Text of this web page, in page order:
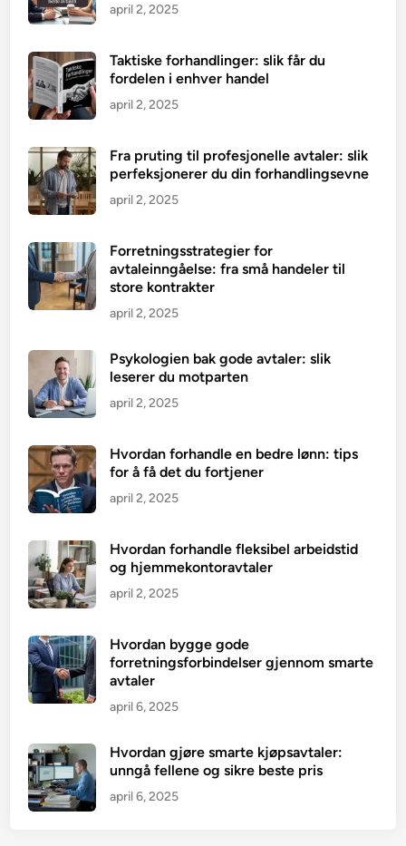
april 2, 2025
Taktiske forhandlinger: slik får du
fordelen i enhver handel
april 2, 2025
Fra pruting til profesjonelle avtaler: slik
perfeksjonerer du din forhandlingsevne
april 2, 2025
Forretningsstrategier for
avtaleinngåelse: fra små handeler til
store kontrakter
april 2, 2025
Psykologien bak gode avtaler: slik
leserer du motparten
april 2, 2025
Hvordan forhandle en bedre lønn: tips
for å få det du fortjener
april 2, 2025
Hvordan forhandle fleksibel arbeidstid
og hjemmekontoravtaler
april 2, 2025
Hvordan bygge gode
forretningsforbindelser gjennom smarte
avtaler
april 6, 2025
Hvordan gjøre smarte kjøpsavtaler:
unngå fellene og sikre beste pris
april 6, 2025